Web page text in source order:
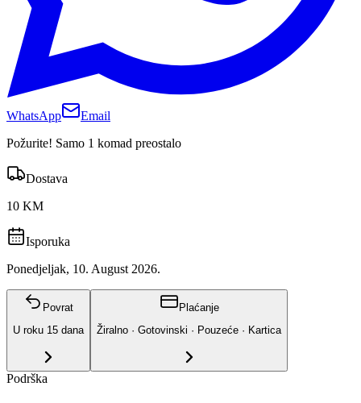
WhatsApp
Email
Požurite! Samo 1 komad preostalo
Dostava
10 KM
Isporuka
Ponedjeljak, 10. August 2026.
Povrat
U roku 15 dana
Plaćanje
Žiralno · Gotovinski · Pouzeće · Kartica
Podrška